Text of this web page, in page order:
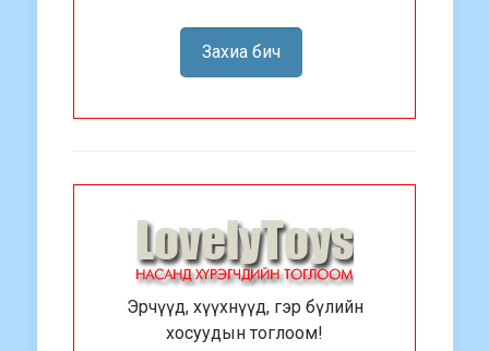
Захиа бич
Эрчүүд, хүүхнүүд, гэр бүлийн
хосуудын тоглоом!